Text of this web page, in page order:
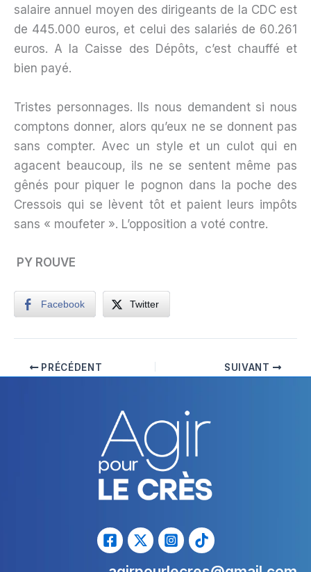
salaire annuel moyen des dirigeants de la CDC est
de 445.000 euros, et celui des salariés de 60.261
euros. A la Caisse des Dépôts, c’est chauffé et
bien payé.
Tristes personnages. Ils nous demandent si nous
comptons donner, alors qu’eux ne se donnent pas
sans compter. Avec un style et un culot qui en
agacent beaucoup, ils ne se sentent même pas
gênés pour piquer le pognon dans la poche des
Cressois qui se lèvent tôt et paient leurs impôts
sans « moufeter ». L’opposition a voté contre.
PY ROUVE
Facebook Twitter
PRÉCÉDENT SUIVANT